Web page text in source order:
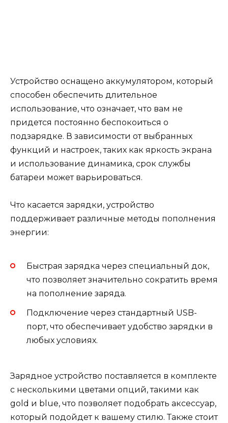
Устройство оснащено аккумулятором, который
способен обеспечить длительное
использование, что означает, что вам не
придется постоянно беспокоиться о
подзарядке. В зависимости от выбранных
функций и настроек, таких как яркость экрана
и использование динамика, срок службы
батареи может варьироваться.
Что касается зарядки, устройство
поддерживает различные методы пополнения
энергии:
Быстрая зарядка через специальный док,
что позволяет значительно сократить время
на пополнение заряда.
Подключение через стандартный USB-
порт, что обеспечивает удобство зарядки в
любых условиях.
Зарядное устройство поставляется в комплекте
с несколькими цветами опций, такими как
gold и blue, что позволяет подобрать аксессуар,
который подойдет к вашему стилю. Также стоит